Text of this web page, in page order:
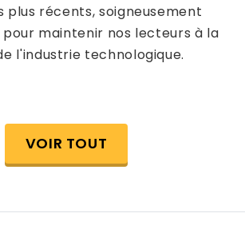
plus récents, soigneusement
maintenir nos lecteurs à la
l'industrie technologique.
VOIR TOUT